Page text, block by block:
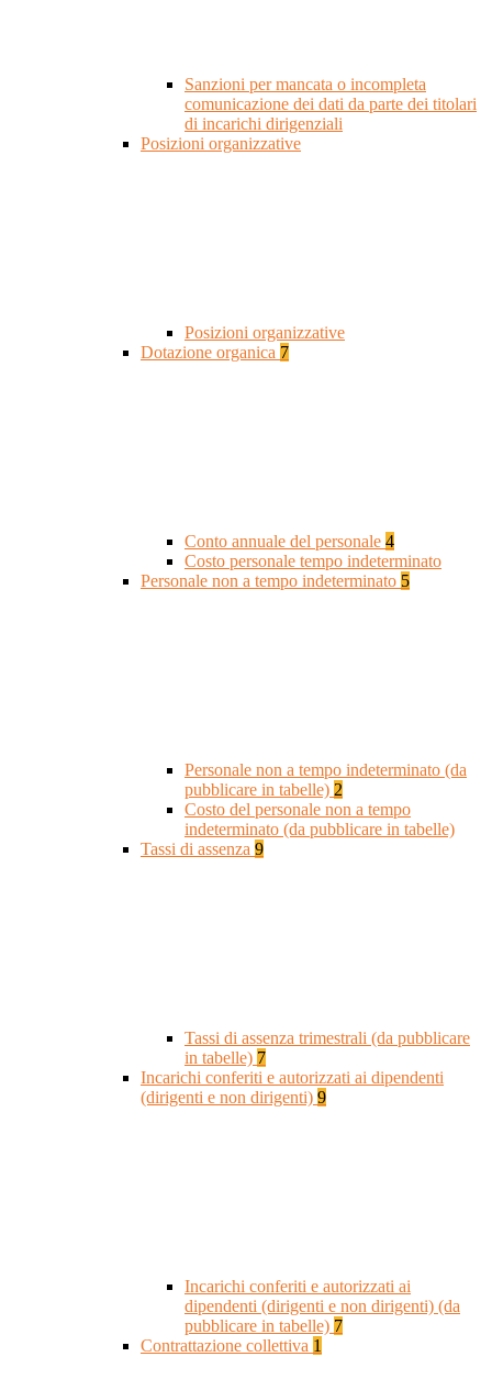
Sanzioni per mancata o incompleta
comunicazione dei dati da parte dei titolari
di incarichi dirigenziali
Posizioni organizzative
Posizioni organizzative
Dotazione organica 7
Conto annuale del personale 4
Costo personale tempo indeterminato
Personale non a tempo indeterminato 5
Personale non a tempo indeterminato (da
pubblicare in tabelle) 2
Costo del personale non a tempo
indeterminato (da pubblicare in tabelle)
Tassi di assenza 9
Tassi di assenza trimestrali (da pubblicare
in tabelle) 7
Incarichi conferiti e autorizzati ai dipendenti
(dirigenti e non dirigenti) 9
Incarichi conferiti e autorizzati ai
dipendenti (dirigenti e non dirigenti) (da
pubblicare in tabelle) 7
Contrattazione collettiva 1